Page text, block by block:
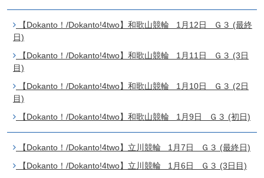
【Dokanto！/Dokanto!4two】和歌山競輪 1月12日 Ｇ３ (最終
日)
【Dokanto！/Dokanto!4two】和歌山競輪 1月11日 Ｇ３ (3日
目)
【Dokanto！/Dokanto!4two】和歌山競輪 1月10日 Ｇ３ (2日
目)
【Dokanto！/Dokanto!4two】和歌山競輪 1月9日 Ｇ３ (初日)
【Dokanto！/Dokanto!4two】立川競輪 1月7日 Ｇ３ (最終日)
【Dokanto！/Dokanto!4two】立川競輪 1月6日 Ｇ３ (3日目)